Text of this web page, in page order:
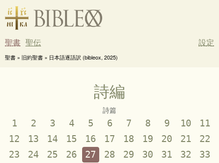
聖書 聖伝 設定
聖書 » 旧約聖書 » 日本語逐語訳 (bibleox, 2025)
詩編
詩篇
1 2 3 4 5 6 7 8 9 10
11
12
13 14 15 16 17 18 19 20 21
22
23
24 25 26 27 28 29 30 31 32
33